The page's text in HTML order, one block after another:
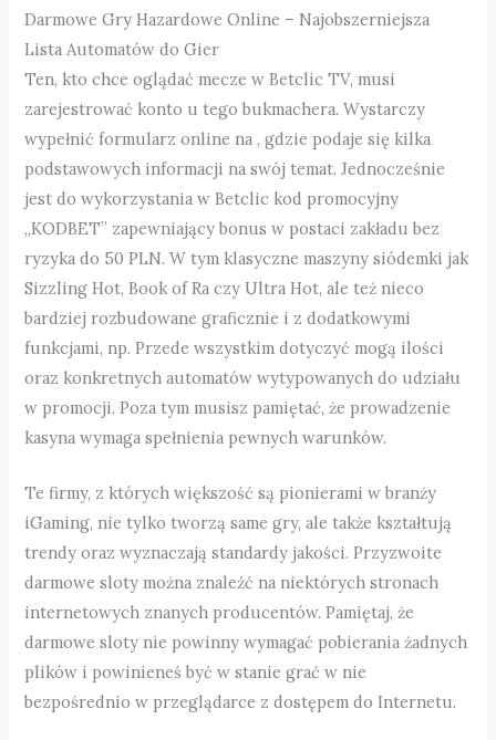
Darmowe Gry Hazardowe Online – Najobszerniejsza
Lista Automatów do Gier
Ten, kto chce oglądać mecze w Betclic TV, musi
zarejestrować konto u tego bukmachera. Wystarczy
wypełnić formularz online na ‌, gdzie podaje się kilka
podstawowych informacji na swój temat. Jednocześnie
jest do wykorzystania w Betclic kod promocyjny
„KODBET” zapewniający bonus w postaci zakładu bez
ryzyka do 50 PLN. W tym klasyczne maszyny siódemki jak
Sizzling Hot, Book of Ra czy Ultra Hot, ale też nieco
bardziej rozbudowane graficznie i z dodatkowymi
funkcjami, np. Przede wszystkim dotyczyć mogą ilości
oraz konkretnych automatów wytypowanych do udziału
w promocji. Poza tym musisz pamiętać, że prowadzenie
kasyna wymaga spełnienia pewnych warunków.
Te firmy, z których większość są pionierami w branży
iGaming, nie tylko tworzą same gry, ale także kształtują
trendy oraz wyznaczają standardy jakości. Przyzwoite
darmowe sloty można znaleźć na niektórych stronach
internetowych znanych producentów. Pamiętaj, że
darmowe sloty nie powinny wymagać pobierania żadnych
plików i powinieneś być w stanie grać w nie
bezpośrednio w przeglądarce z dostępem do Internetu.